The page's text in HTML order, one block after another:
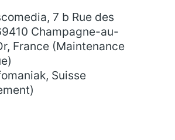
7 b Rue des
Champagne-au-
France (Maintenance
Suisse